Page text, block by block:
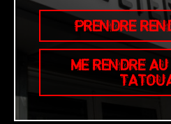
PRENDRE
ME RENDRE